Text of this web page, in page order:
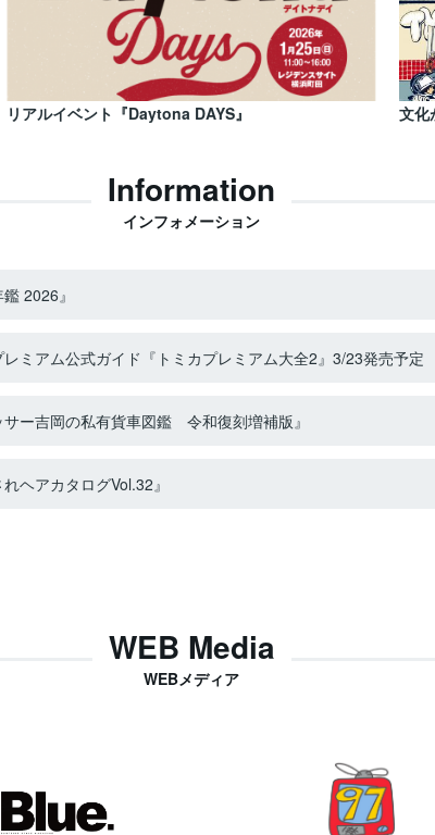
リアルイベント『Daytona DAYS』 文化
Information
インフォメーション
2026』
レミアム公式ガイド『トミカプレミアム大全2』3/23発売予定
サー吉岡の私有貨車図鑑 令和復刻増補版』
ヘアカタログVol.32』
WEB Media
WEBメディア